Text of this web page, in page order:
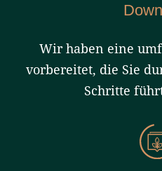
Wir haben eine
vorbereitet, die Sie
Schritte